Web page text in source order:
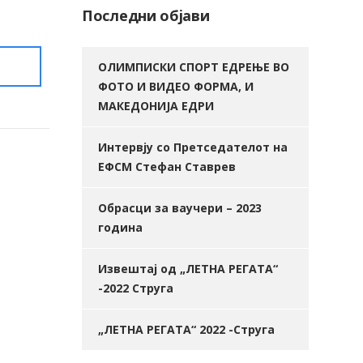
Последни објави
ОЛИМПИСКИ СПОРТ ЕДРЕЊЕ ВО
ФОТО И ВИДЕО ФОРМА, И
МАКЕДОНИЈА ЕДРИ
Интервју со Претседателот на
ЕФСМ Стефан Ставрев
Обрасци за ваучери – 2023
година
Извештај од „ЛЕТНА РЕГАТА“
-2022 Струга
„ЛЕТНА РЕГАТА“ 2022 -Струга